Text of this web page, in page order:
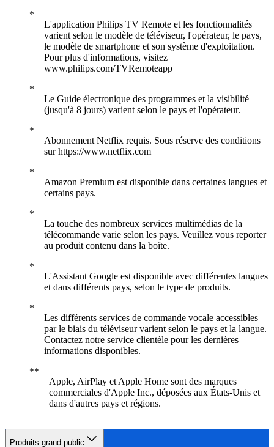
L'application Philips TV Remote et les fonctionnalités
varient selon le modèle de téléviseur, l'opérateur, le pays,
le modèle de smartphone et son système d'exploitation.
Pour plus d'informations, visitez
www.philips.com/TVRemoteapp
Le Guide électronique des programmes et la visibilité
(jusqu'à 8 jours) varient selon le pays et l'opérateur.
Abonnement Netflix requis. Sous réserve des conditions
sur https://www.netflix.com
Amazon Premium est disponible dans certaines langues et
certains pays.
La touche des nombreux services multimédias de la
télécommande varie selon les pays. Veuillez vous reporter
au produit contenu dans la boîte.
L'Assistant Google est disponible avec différentes langues
et dans différents pays, selon le type de produits.
Les différents services de commande vocale accessibles
par le biais du téléviseur varient selon le pays et la langue.
Contactez notre service clientèle pour les dernières
informations disponibles.
Apple, AirPlay et Apple Home sont des marques
commerciales d'Apple Inc., déposées aux États-Unis et
dans d'autres pays et régions.
Produits grand public